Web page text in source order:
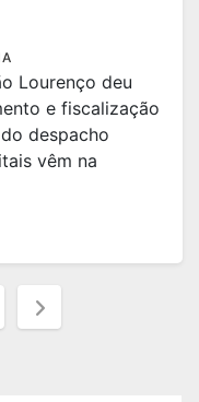
Lourenço deu
e fiscalização
despacho
vêm na